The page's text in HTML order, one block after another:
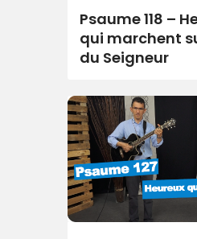
Psaume 118 –
qui marchent
du Seigneur